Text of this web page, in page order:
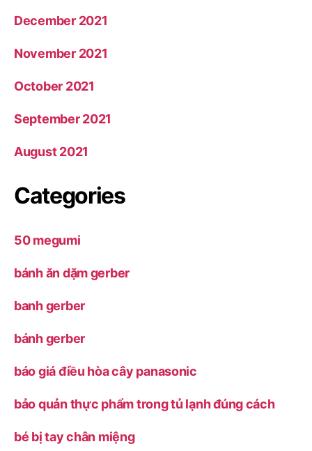
December 2021
November 2021
October 2021
September 2021
August 2021
Categories
50 megumi
bánh ăn dặm gerber
banh gerber
bánh gerber
báo giá điều hòa cây panasonic
bảo quản thực phẩm trong tủ lạnh đúng cách
bé bị tay chân miệng